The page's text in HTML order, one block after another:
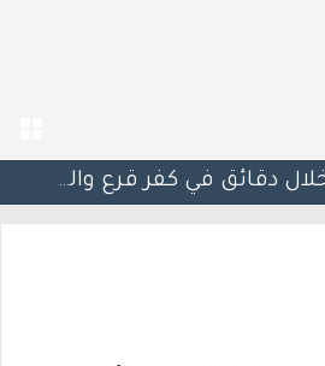
مصرع الفتى محمد جمعة القرناوي (17 عامًا) في حادث سير مروّع في عرعرة النقب